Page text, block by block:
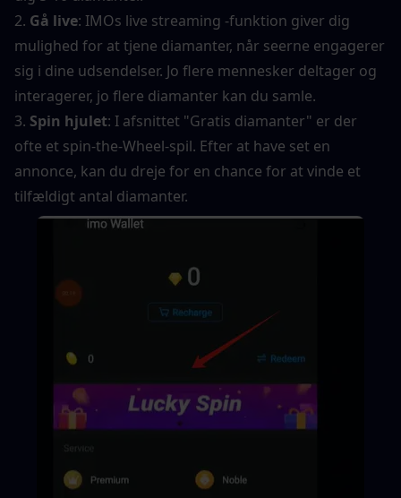
2. Gå live: IMOs live streaming -funktion giver dig
mulighed for at tjene diamanter, når seerne engagerer
sig i dine udsendelser. Jo flere mennesker deltager og
interagerer, jo flere diamanter kan du samle.
3. Spin hjulet: I afsnittet "Gratis diamanter" er der
ofte et spin-the-Wheel-spil. Efter at have set en
annonce, kan du dreje for en chance for at vinde et
tilfældigt antal diamanter.